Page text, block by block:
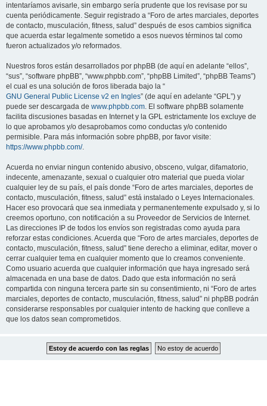
intentaríamos avisarle, sin embargo sería prudente que los revisase por su
cuenta periódicamente. Seguir registrado a “Foro de artes marciales, deportes
de contacto, musculación, fitness, salud” después de esos cambios significa
que acuerda estar legalmente sometido a esos nuevos términos tal como
fueron actualizados y/o reformados.
Nuestros foros están desarrollados por phpBB (de aquí en adelante “ellos”,
“sus”, “software phpBB”, “www.phpbb.com”, “phpBB Limited”, “phpBB Teams”)
el cual es una solución de foros liberada bajo la “
GNU General Public License v2 en Ingles” (de aquí en adelante “GPL”) y
puede ser descargada de www.phpbb.com. El software phpBB solamente
facilita discusiones basadas en Internet y la GPL estrictamente los excluye de
lo que aprobamos y/o desaprobamos como conductas y/o contenido
permisible. Para más información sobre phpBB, por favor visite:
https://www.phpbb.com/.
Acuerda no enviar ningun contenido abusivo, obsceno, vulgar, difamatorio,
indecente, amenazante, sexual o cualquier otro material que pueda violar
cualquier ley de su país, el país donde “Foro de artes marciales, deportes de
contacto, musculación, fitness, salud” está instalado o Leyes Internacionales.
Hacer eso provocará que sea inmediata y permanentemente expulsado y, si lo
creemos oportuno, con notificación a su Proveedor de Servicios de Internet.
Las direcciones IP de todos los envíos son registradas como ayuda para
reforzar estas condiciones. Acuerda que “Foro de artes marciales, deportes de
contacto, musculación, fitness, salud” tiene derecho a eliminar, editar, mover o
cerrar cualquier tema en cualquier momento que lo creamos conveniente.
Como usuario acuerda que cualquier información que haya ingresado será
almacenada en una base de datos. Dado que esta información no será
compartida con ninguna tercera parte sin su consentimiento, ni “Foro de artes
marciales, deportes de contacto, musculación, fitness, salud” ni phpBB podrán
considerarse responsables por cualquier intento de hacking que conlleve a
que los datos sean comprometidos.